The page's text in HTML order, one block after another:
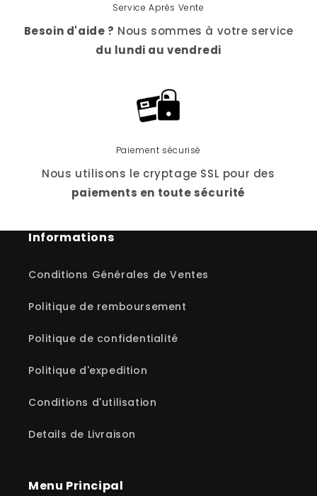
Service Après Vente
Besoin d'aide ? Nous sommes à votre service
du lundi au vendredi
Paiement sécurisé
Nous utilisons le cryptage SSL pour des
paiements en toute sécurité
Informations
Conditions Générales de Ventes
Politique de remboursement
Politique de confidentialité
Politique d'expedition
Conditions d'utilisation
Details de Livraison
Menu Principal